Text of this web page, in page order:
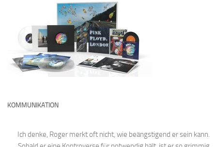
KOMMUNIKATION
Ich denke, Roger merkt oft nicht, wie beängstigend er sein kann.